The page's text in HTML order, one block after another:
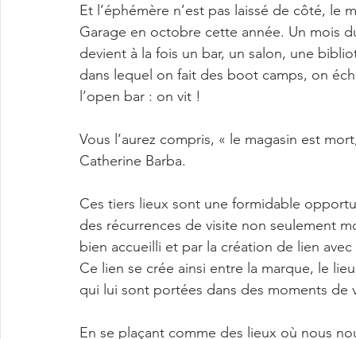
Et l’éphémère n’est pas laissé de côté,
Garage en octobre cette année. Un mois
devient à la fois un bar, un salon, une
dans lequel on fait des boot camps, on
l’open bar : on vit !
Vous l’aurez compris, « le magasin est
Catherine Barba.
Ces tiers lieux sont une formidable
des récurrences de visite non seulement
bien accueilli et par la création de lien
Ce lien se crée ainsi entre la marque, le
qui lui sont portées dans des moments de
En se plaçant comme des lieux où nous